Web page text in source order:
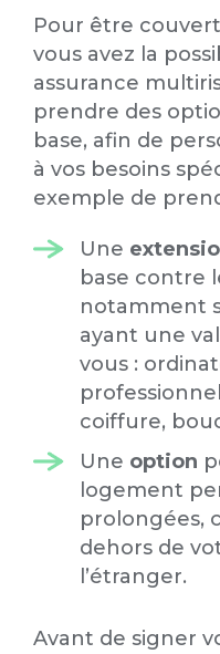
Pour être
vous avez la
assurance
prendre des
base, afin de
à vos besoins
exemple de
Une
base contre
notamment
ayant une
vous :
coiffure,
Une option
logement
prolongées,
dehors de
l’étranger.
Avant de signer